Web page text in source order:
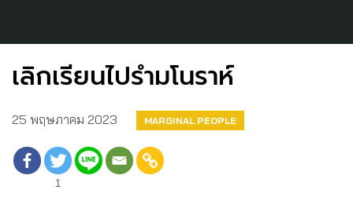
เลิกเรียนไปรำมโนราห์
25 พฤษภาคม 2023 MARGINAL PEOPLE
1